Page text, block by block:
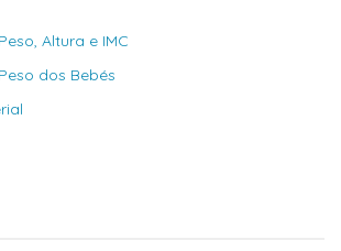
Altura e IMC
dos Bebés